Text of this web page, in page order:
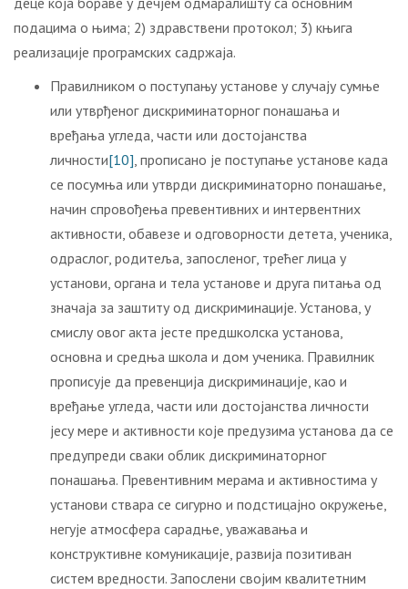
подацима о њима; 2) здравствени протокол; 3) књига
реализације програмских садржаја.
Правилником о поступању установе у случају сумње
или утврђеног дискриминаторног понашања и
вређања угледа, части или достојанства
личности[10], прописано је поступање установе када
се посумња или утврди дискриминаторно понашање,
начин спровођења превентивних и интервентних
активности, обавезе и одговорности детета, ученика,
одраслог, родитеља, запосленог, трећег лица у
установи, органа и тела установе и друга питања од
значаја за заштиту од дискриминације. Установа, у
смислу овог акта јесте предшколска установа,
основна и средња школа и дом ученика. Правилник
прописује да превенција дискриминације, као и
вређање угледа, части или достојанства личности
јесу мере и активности које предузима установа да се
предупреди сваки облик дискриминаторног
понашања. Превентивним мерама и активностима у
установи ствара се сигурно и подстицајно окружење,
негује атмосфера сарадње, уважавања и
конструктивне комуникације, развија позитиван
систем вредности. Запослени својим квалитетним